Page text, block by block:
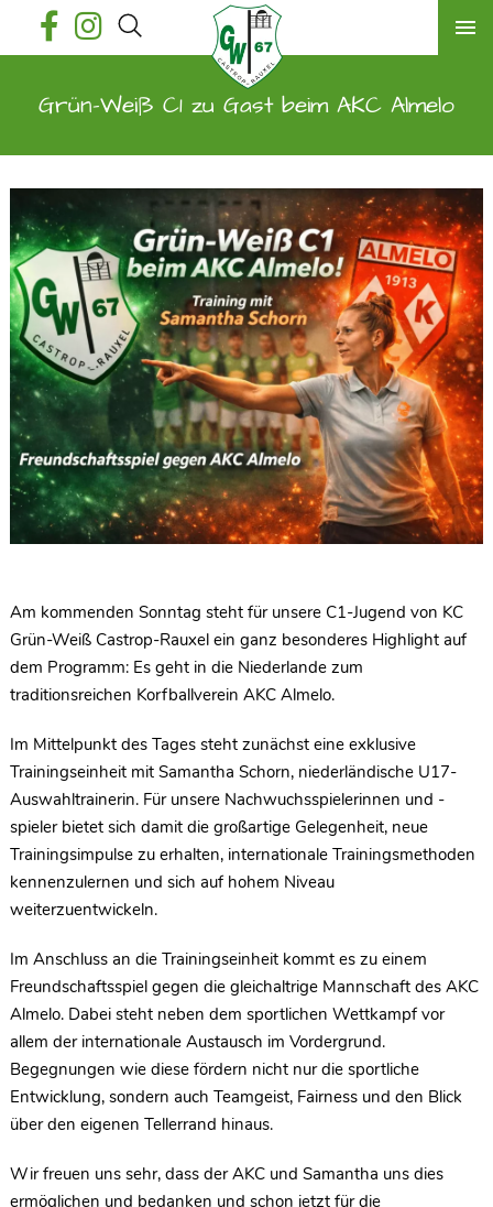
Grün-Weiß C1 zu Gast beim AKC Almelo
Am kommenden Sonntag steht für unsere C1-Jugend von KC
Grün-Weiß Castrop-Rauxel ein ganz besonderes Highlight auf
dem Programm: Es geht in die Niederlande zum
traditionsreichen Korfballverein AKC Almelo.
Im Mittelpunkt des Tages steht zunächst eine exklusive
Trainingseinheit mit Samantha Schorn, niederländische U17-
Auswahltrainerin. Für unsere Nachwuchsspielerinnen und -
spieler bietet sich damit die großartige Gelegenheit, neue
Trainingsimpulse zu erhalten, internationale Trainingsmethoden
kennenzulernen und sich auf hohem Niveau
weiterzuentwickeln.
Im Anschluss an die Trainingseinheit kommt es zu einem
Freundschaftsspiel gegen die gleichaltrige Mannschaft des AKC
Almelo. Dabei steht neben dem sportlichen Wettkampf vor
allem der internationale Austausch im Vordergrund.
Begegnungen wie diese fördern nicht nur die sportliche
Entwicklung, sondern auch Teamgeist, Fairness und den Blick
über den eigenen Tellerrand hinaus.
Wir freuen uns sehr, dass der AKC und Samantha uns dies
ermöglichen und bedanken und schon jetzt für die